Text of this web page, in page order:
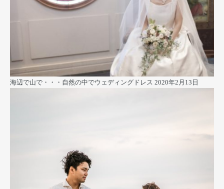
海辺で山で・・・自然の中でウェディングドレス 2020年2月13日